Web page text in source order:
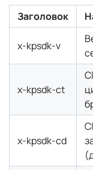
Заголовок
x-kpsdk-v
x-kpsdk-ct
x-kpsdk-cd